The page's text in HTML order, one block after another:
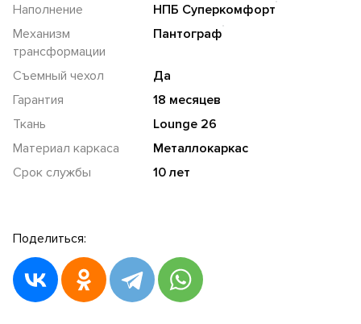
Наполнение
НПБ Суперкомфорт
Механизм
трансформации
Пантограф
Съемный чехол
Да
Гарантия
18 месяцев
Ткань
Lounge 26
Материал каркаса
Металлокаркас
Срок службы
10 лет
Поделиться: